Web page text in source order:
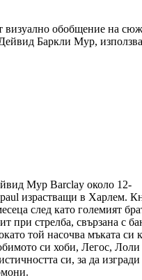
визуално обобщение на
Баркли Мур,
Мур Barclay около 12-
израстващи в Харлем.
след като големият
при стрелба, свързана с
той насочва мъката си
си хоби, Легос, Лоли
си, за да изгради